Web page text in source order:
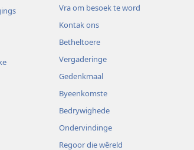
Vra om besoek te word
Kontak ons
Betheltoere
Vergaderinge
Gedenkmaal
Byeenkomste
Bedrywighede
Ondervindinge
Regoor die wêreld